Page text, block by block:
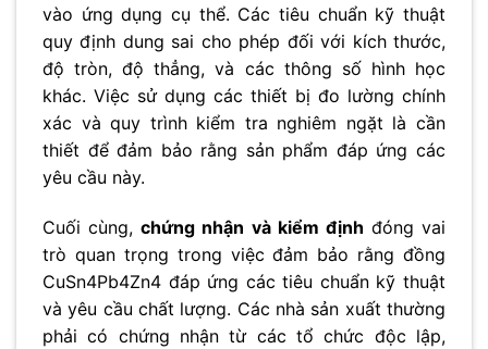
vào ứng dụng cụ thể. Các tiêu chuẩn kỹ thuật
quy định dung sai cho phép đối với kích thước,
độ tròn, độ thẳng, và các thông số hình học
khác. Việc sử dụng các thiết bị đo lường chính
xác và quy trình kiểm tra nghiêm ngặt là cần
thiết để đảm bảo rằng sản phẩm đáp ứng các
yêu cầu này.
Cuối cùng,chứng nhận và kiểm định đóng vai
trò quan trọng trong việc đảm bảo rằng đồng
CuSn4Pb4Zn4 đáp ứng các tiêu chuẩn kỹ thuật
và yêu cầu chất lượng. Các nhà sản xuất thường
phải có chứng nhận từ các tổ chức độc lập,